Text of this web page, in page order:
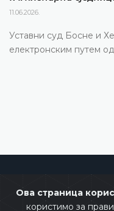
Ова страница
користимо за
11.06.2026.
Уставни суд Босне и
електронским путем